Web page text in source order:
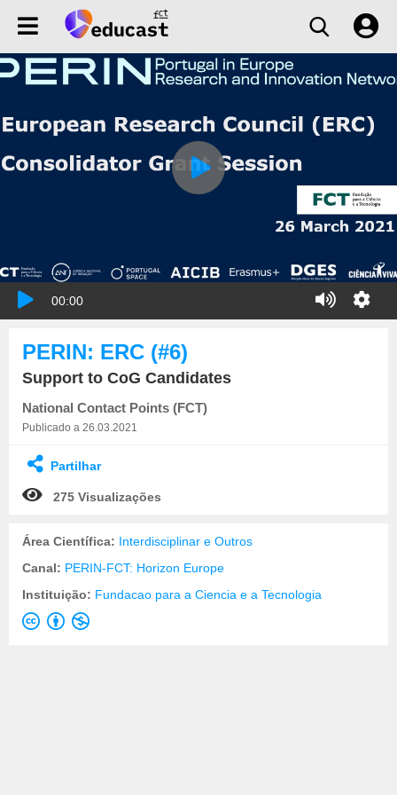
00:00
PERIN: ERC (#6)
Support to CoG Candidates
National Contact Points (FCT)
Publicado a 26.03.2021
Partilhar
275 Visualizações
Área Científica: Interdisciplinar e Outros
Canal: PERIN-FCT: Horizon Europe
Instituição: Fundacao para a Ciencia e a Tecnologia